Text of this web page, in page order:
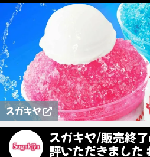
スガキヤ
スガキヤ/販売終
評いただきまし